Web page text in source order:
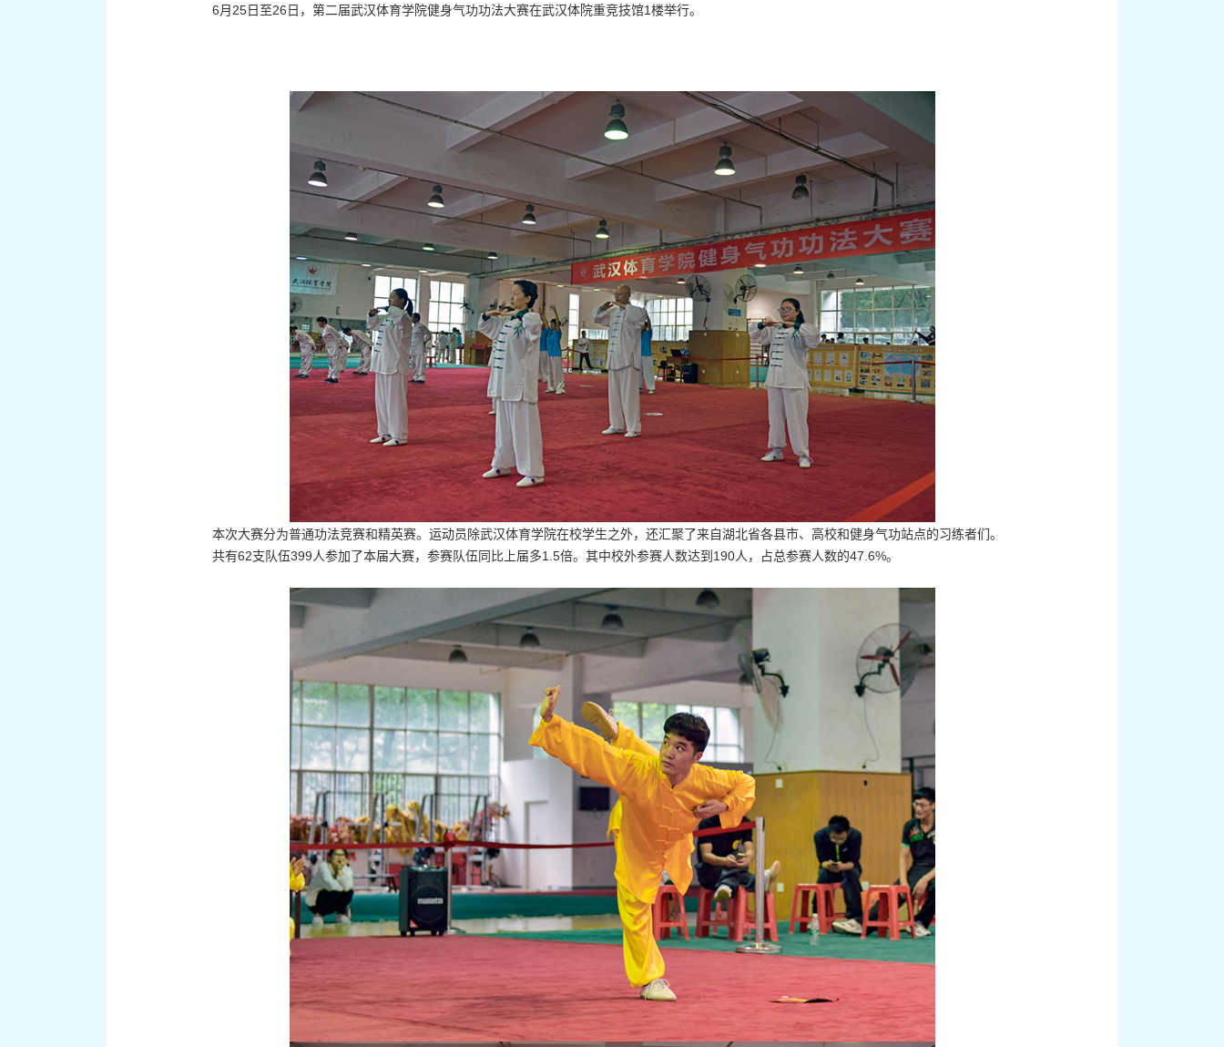
6月25日至26日，第二届武汉体育学院健身气功功法大赛在武汉体院重竞技馆1楼举行。
本次大赛分为普通功法竞赛和精英赛。运动员除武汉体育学院在校学生之外，还汇聚了来自湖北省各县市、高校和健身气功站点的习练者们。
共有62支队伍399人参加了本届大赛，参赛队伍同比上届多1.5倍。其中校外参赛人数达到190人，占总参赛人数的47.6%。